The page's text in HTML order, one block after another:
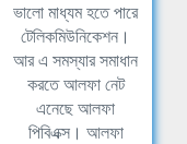
ভালো মাধ্যম হতে পারে
টেলিকমিউনিকেশন।
আর এ সমস্যার সমাধান
করতে আলফা নেট
এনেছে আলফা
পিবিএক্স। আলফা